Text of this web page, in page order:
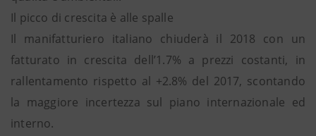
Il picco di crescita è alle spalle
Il manifatturiero italiano chiuderà il 2018 con un
fatturato in crescita dell’1.7% a prezzi costanti, in
rallentamento rispetto al +2.8% del 2017, scontando
la maggiore incertezza sul piano internazionale ed
interno.